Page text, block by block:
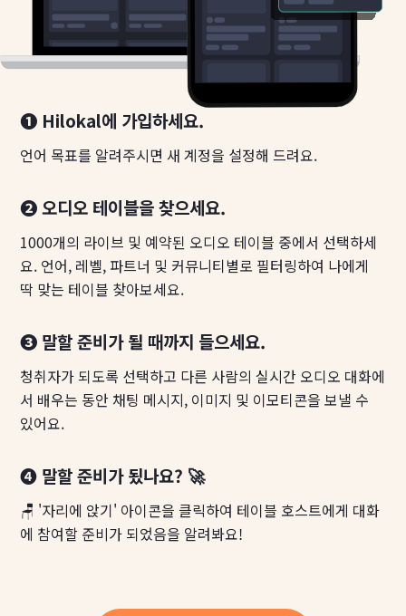
❶ Hilokal에 가입하세요.
언어 목표를 알려주시면 새 계정을 설정해 드려요.
❷ 오디오 테이블을 찾으세요.
1000개의 라이브 및 예약된 오디오 테이블 중에서 선택하세
요. 언어, 레벨, 파트너 및 커뮤니티별로 필터링하여 나에게
딱 맞는 테이블 찾아보세요.
❸ 말할 준비가 될 때까지 들으세요.
청취자가 되도록 선택하고 다른 사람의 실시간 오디오 대화에
서 배우는 동안 채팅 메시지, 이미지 및 이모티콘을 보낼 수
있어요.
❹ 말할 준비가 됬나요? 🚀
🪑 '자리에 앉기' 아이콘을 클릭하여 테이블 호스트에게 대화
에 참여할 준비가 되었음을 알려봐요!